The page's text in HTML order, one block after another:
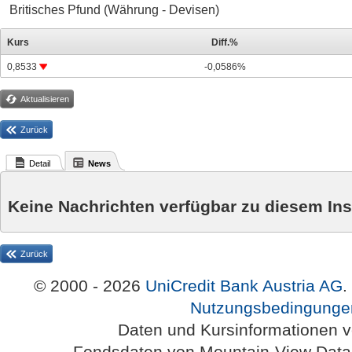
Britisches Pfund (Währung - Devisen)
Kurs Diff.%
0,8533 -0,0586%
Aktualisieren
Zurück
Detail News
Keine Nachrichten verfügbar zu diesem
Zurück
© 2000 - 2026 UniCredit Bank Austria AG.
Daten und Kursinformationen